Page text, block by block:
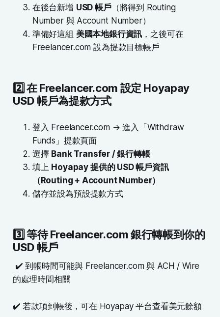
在後台新增 USD 帳戶（將得到 Routing
Number 與 Account Number）
準備好這組 美國本地銀行資訊 ，之後可在
Freelancer.com 設為提款目標帳戶
2️⃣ 在 Freelancer.com 設定 Hoyapay
USD 帳戶為提款方式
登入 Freelancer.com → 進入「Withdraw
Funds」提款頁面
選擇 Bank Transfer / 銀行轉帳
填上 Hoyapay 提供的 USD 帳戶資訊
（Routing + Account Number）
儲存並設為預設提款方式
3️⃣ 等待 Freelancer.com 銀行轉帳到你的
USD 帳戶
✔️ 到帳時間可能與 Freelancer.com 與 ACH / Wire
的處理時間相關
✔️ 若款項到帳後，可在 Hoyapay 平台查看美元餘額